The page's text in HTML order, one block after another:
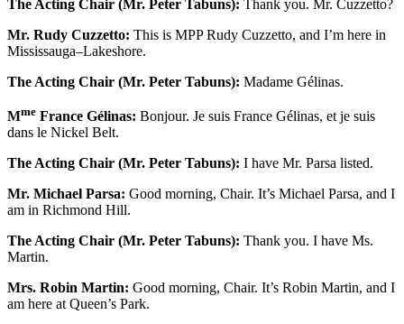
The Acting Chair (Mr. Peter Tabuns): Thank you. Mr. Cuzzetto?
Mr. Rudy Cuzzetto: This is MPP Rudy Cuzzetto, and I’m here in
Mississauga–Lakeshore.
The Acting Chair (Mr. Peter Tabuns): Madame Gélinas.
Mme France Gélinas: Bonjour. Je suis France Gélinas, et je suis
dans le Nickel Belt.
The Acting Chair (Mr. Peter Tabuns): I have Mr. Parsa listed.
Mr. Michael Parsa: Good morning, Chair. It’s Michael Parsa, and I
am in Richmond Hill.
The Acting Chair (Mr. Peter Tabuns): Thank you. I have Ms.
Martin.
Mrs. Robin Martin: Good morning, Chair. It’s Robin Martin, and I
am here at Queen’s Park.